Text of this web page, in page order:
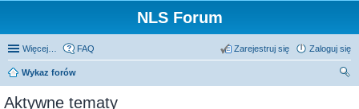
NLS Forum
Więcej… FAQ Zaloguj się
Zarejestruj się
Wykaz forów
Aktywne tematy